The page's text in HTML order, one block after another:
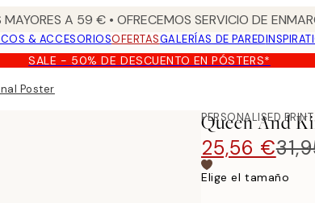
A 59 € • OFRECEMOS SERVICIO DE
& ACCESORIOSOFERTASGALERÍAS DE PARED
SALE - 50% DE DESCUENTO EN PÓSTERS*
Poster
PERSONALISED PRINT
Queen And
25,56 €
Elige el tamaño